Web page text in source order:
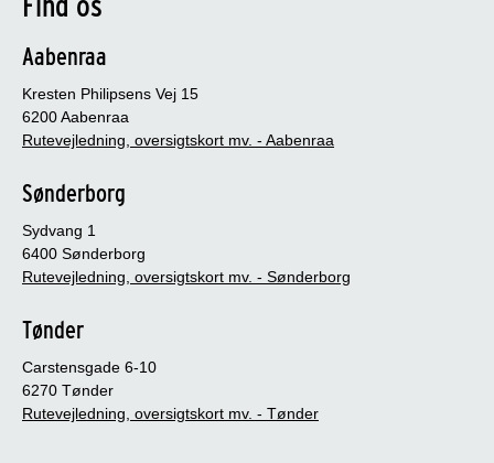
Aabenraa
Kresten Philipsens Vej 15
6200 Aabenraa
Rutevejledning, oversigtskort mv. - Aabenraa
Sønderborg
Sydvang 1
6400 Sønderborg
Rutevejledning, oversigtskort mv. - Sønderborg
Tønder
Carstensgade 6-10
6270 Tønder
Rutevejledning, oversigtskort mv. - Tønder